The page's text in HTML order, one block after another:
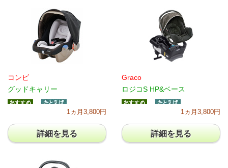
コンビ
グッドキャリー
1ヵ月3,800円
詳細を見る
Graco
ロジコS HP&ベース
1ヵ月3,800円
詳細を見る